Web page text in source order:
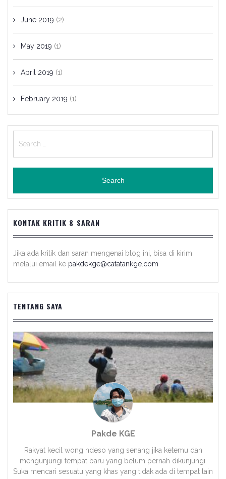
June 2019 (2)
May 2019 (1)
April 2019 (1)
February 2019 (1)
for:
KONTAK KRITIK & SARAN
Jika ada kritik dan saran mengenai blog ini, bisa di kirim
melalui email ke pakdekge@catatankge.com
TENTANG SAYA
Pakde KGE
Rakyat kecil wong ndeso yang senang jika ketemu dan
mengunjungi tempat baru yang belum pernah dikunjungi.
Suka mencari sesuatu yang khas yang tidak ada di tempat lain